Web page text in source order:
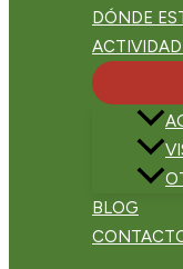
DÓNDE
BLOG